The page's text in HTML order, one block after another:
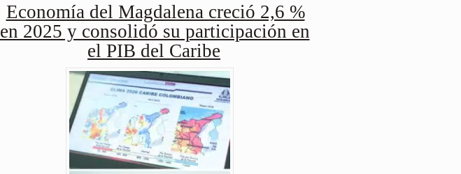
Economía del Magdalena creció 2,6 %
en 2025 y consolidó su participación en
el PIB del Caribe